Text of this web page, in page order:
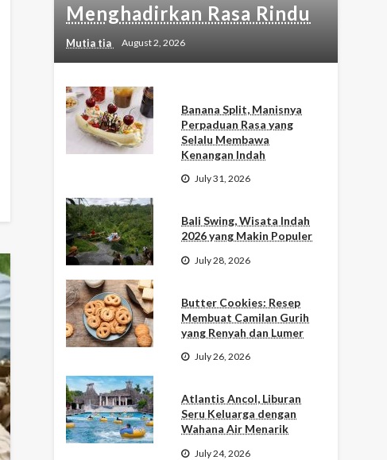
Menghadirkan Rasa Rindu
Mutia tia August 2, 2026
Banana Split, Manisnya
Perpaduan Rasa yang
Selalu Membawa
Kenangan Indah
July 31, 2026
Bali Swing, Wisata Indah
2026 yang Makin Populer
July 28, 2026
Butter Cookies: Resep
Membuat Camilan Gurih
yang Renyah dan Lumer
July 26, 2026
Atlantis Ancol, Liburan
Seru Keluarga dengan
Wahana Air Menarik
July 24, 2026